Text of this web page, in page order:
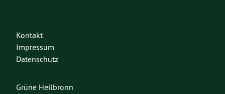
Kontakt
Impressum
Datenschutz
Grüne Heilbronn